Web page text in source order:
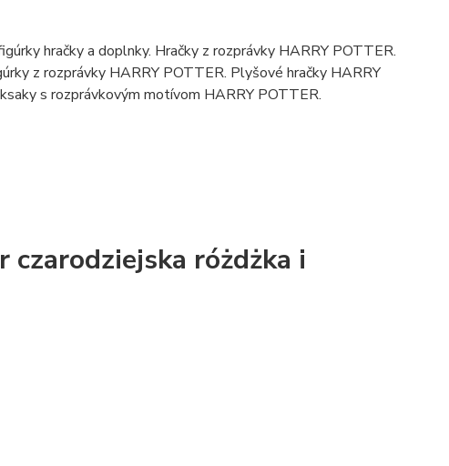
hračky a doplnky. Hračky z rozprávky HARRY POTTER.
z rozprávky HARRY POTTER. Plyšové hračky HARRY
s rozprávkovým motívom HARRY POTTER.
różdżka i